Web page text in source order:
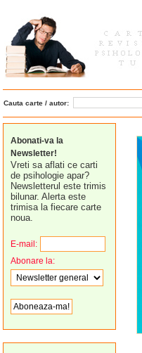
Cauta carte / autor:
Abonati-va la
Newsletter!
Vreti sa aflati ce carti
de psihologie apar?
Newsletterul este trimis
bilunar. Alerta este
trimisa la fiecare carte
noua.
E-mail:
Abonare la: